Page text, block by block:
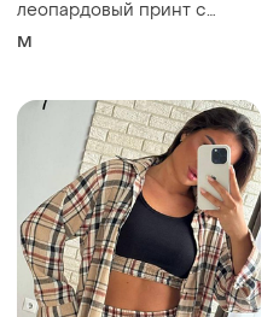
леопардовый принт с
кружевом,топ и
M